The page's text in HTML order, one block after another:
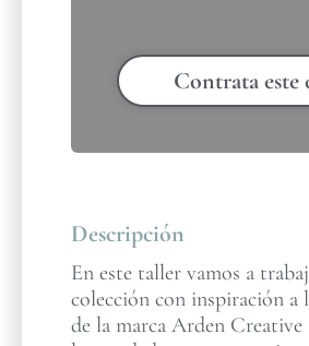
Contrata este
Descripción
En este taller vamos a
colección con inspiración a
de la marca Arden